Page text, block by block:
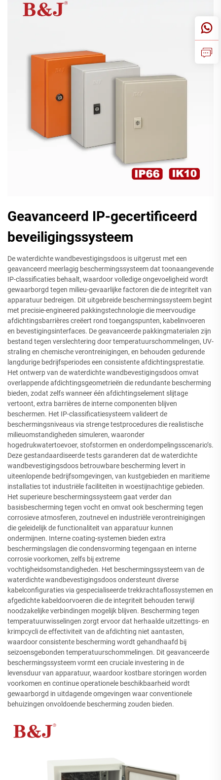
Geavanceerd IP-gecertificeerd
beveiligingssysteem
De waterdichte wandbevestigingsdoos is uitgerust met een
geavanceerd meerlagig beschermingssysteem dat toonaangevende
IP-classificaties behaalt, waardoor volledige ongevoeligheid wordt
gewaarborgd tegen milieu-gevaarlijke factoren die de integriteit van
apparatuur bedreigen. Dit uitgebreide beschermingssysteem begint
met precisie-engineered pakkingstechnologie die meervoudige
afdichtingsbarrières creëert rond toegangspunten, kabelinvoeren
en bevestigingsinterfaces. De geavanceerde pakkingmaterialen zijn
bestand tegen verslechtering door temperatuurschommelingen, UV-
straling en chemische verontreinigingen, en behouden gedurende
langdurige bedrijfsperiodes een consistente afdichtingsprestatie.
Het ontwerp van de waterdichte wandbevestigingsdoos omvat
overlappende afdichtingsgeometrieën die redundante bescherming
bieden, zodat zelfs wanneer één afdichtingselement slijtage
vertoont, extra barrières de interne componenten blijven
beschermen. Het IP-classificatiesysteem valideert de
beschermingsniveaus via strenge testprocedures die realistische
milieuomstandigheden simuleren, waaronder
hogedrukwatertoevoer, stofstormen en onderdompelingsscenario’s.
Deze gestandaardiseerde tests garanderen dat de waterdichte
wandbevestigingsdoos betrouwbare bescherming levert in
uiteenlopende bedrijfsomgevingen, van kustgebieden en maritieme
installaties tot industriële faciliteiten in woestijnachtige gebieden.
Het superieure beschermingssysteem gaat verder dan
basisbescherming tegen vocht en omvat ook bescherming tegen
corrosieve atmosferen, zoutnevel en industriële verontreinigingen
die geleidelijk de functionaliteit van apparatuur kunnen
ondermijnen. Interne coating-systemen bieden extra
beschermingslagen die condensvorming tegengaan en interne
corrosie voorkomen, zelfs bij extreme
vochtigheidsomstandigheden. Het beschermingssysteem van de
waterdichte wandbevestigingsdoos ondersteunt diverse
kabelconfiguraties via gespecialiseerde trekkrachtaflossystemen en
afgedichte kabeldoorvoeren die de integriteit behouden terwijl
noodzakelijke verbindingen mogelijk blijven. Bescherming tegen
temperatuurwisselingen zorgt ervoor dat herhaalde uitzettings- en
krimpcycli de effectiviteit van de afdichting niet aantasten,
waardoor consistente bescherming wordt gehandhaafd bij
seizoensgebonden temperatuurschommelingen. Dit geavanceerde
beschermingssysteem vormt een cruciale investering in de
levensduur van apparatuur, waardoor kostbare storingen worden
voorkomen en continue operationele beschikbaarheid wordt
gewaarborgd in uitdagende omgevingen waar conventionele
behuizingen onvoldoende bescherming zouden bieden.